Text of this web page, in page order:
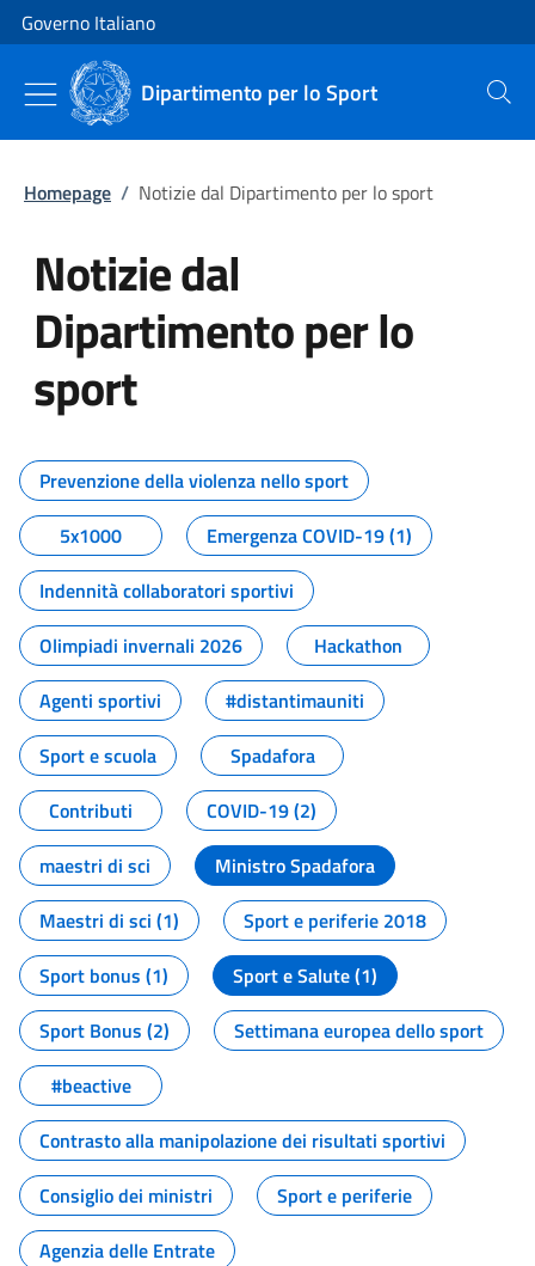
Vai al contenuto
Vai alla navigazione del sito
Governo Italiano
Dipartimento per lo Sport Cerca
Homepage / Notizie dal Dipartimento per lo sport
Notizie dal
Dipartimento per lo
sport
Tutti i contenuti della pagina
Prevenzione della violenza nello sport
5x1000
Emergenza COVID-19 (1)
Indennità collaboratori sportivi
Olimpiadi invernali 2026
Hackathon
Agenti sportivi
#distantimauniti
Sport e scuola
Spadafora
Contributi
COVID-19 (2)
maestri di sci
Ministro Spadafora
Maestri di sci (1)
Sport e periferie 2018
Sport bonus (1)
Sport e Salute (1)
Sport Bonus (2)
Settimana europea dello sport
#beactive
Contrasto alla manipolazione dei risultati sportivi
Consiglio dei ministri
Sport e periferie
Agenzia delle Entrate